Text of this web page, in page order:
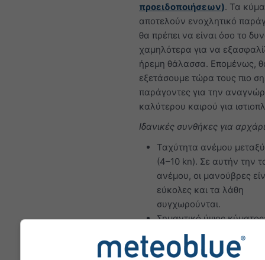
προειδοποιήσεων). Τα
αποτελούν ενοχλητικό
θα πρέπει να είναι όσο το
χαμηλότερα για να
ήρεμη θάλασσα. Επομένως,
εξετάσουμε τώρα τους πιο
παράγοντες για την
καλύτερου καιρού για
Ιδανικές συνθήκες για
Ταχύτητα ανέμου
(4–10 kn). Σε αυτήν την
ανέμου, οι μανούβρες
εύκολες και τα λάθη
συγχωρούνται.
Σημαντικό ύψος
Ιδανικές συνθήκες